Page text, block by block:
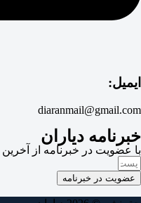
ایمیل:
diaranmail@gmail.com
خبرنامه دیاران
با عضویت در خبرنامه از آخرین
عضویت در خبرنامه